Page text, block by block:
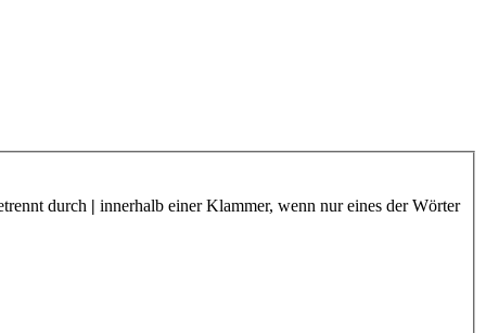
durch | innerhalb einer Klammer, wenn nur eines der Wörter